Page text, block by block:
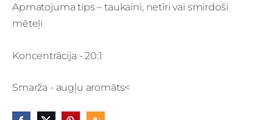
Apmatojuma tips – taukaini, netīri vai smirdoši
mēteļi
Koncentrācija - 20:1
Smarža - augļu aromāts<